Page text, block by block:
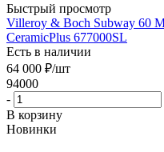
Быстрый просмотр
Villeroy & Boch Subway 60
CeramicPlus 677000SL
Есть в наличии
64 000 ₽/шт
94000
-
В корзину
Новинки